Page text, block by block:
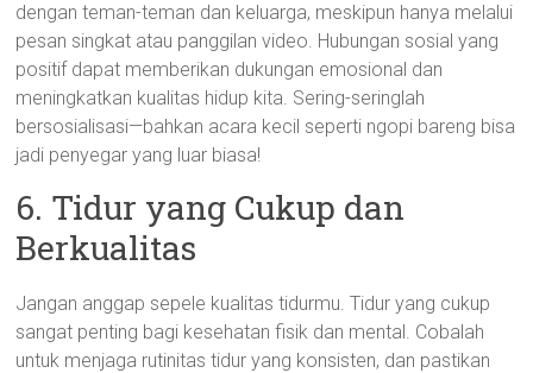
dengan teman-teman dan keluarga, meskipun hanya melalui
pesan singkat atau panggilan video. Hubungan sosial yang
positif dapat memberikan dukungan emosional dan
meningkatkan kualitas hidup kita. Sering-seringlah
bersosialisasi—bahkan acara kecil seperti ngopi bareng bisa
jadi penyegar yang luar biasa!
6. Tidur yang Cukup dan
Berkualitas
Jangan anggap sepele kualitas tidurmu. Tidur yang cukup
sangat penting bagi kesehatan fisik dan mental. Cobalah
untuk menjaga rutinitas tidur yang konsisten, dan pastikan